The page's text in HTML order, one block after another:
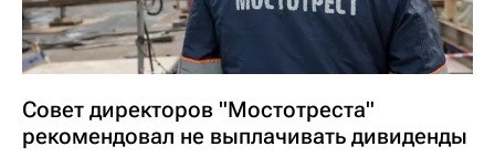
Совет директоров "Мостотреста"
рекомендовал не выплачивать дивиденды